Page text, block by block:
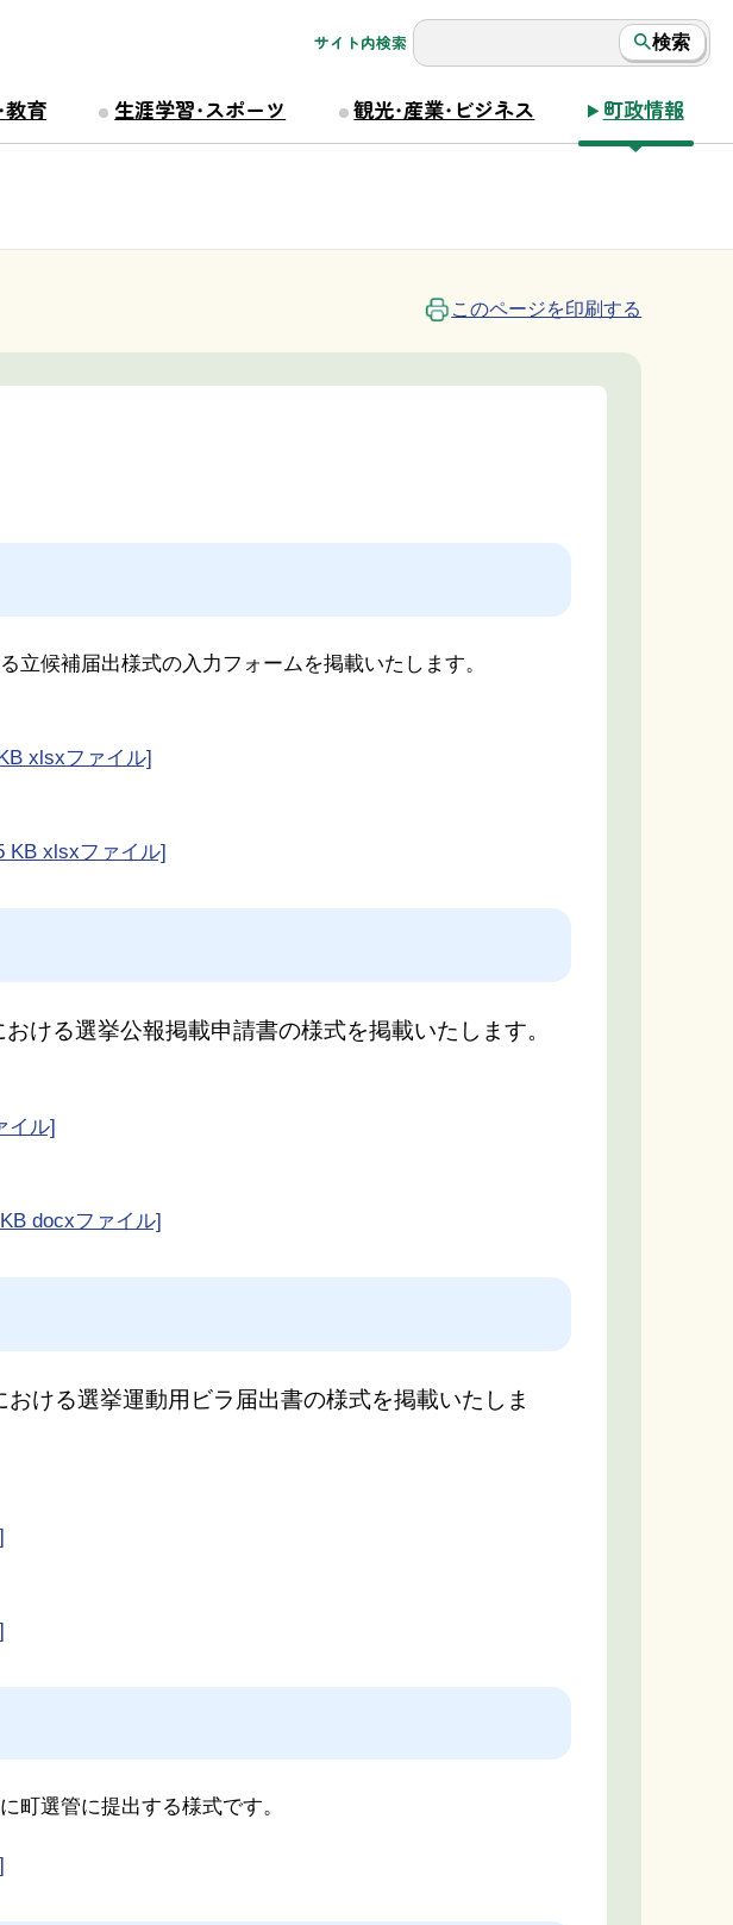
サイト内検索 検索
教育 生涯学習・スポーツ 観光・産業・ビジネス 町政情報
このページを印刷する
候補届出様式の入力フォームを掲載いたします。
xlsxファイル]
KB xlsxファイル]
ける選挙公報掲載申請書の様式を掲載いたします。
イル]
docxファイル]
ける選挙運動用ビラ届出書の様式を掲載いたしま
選管に提出する様式です。